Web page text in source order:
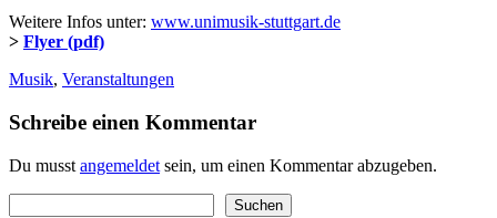
Weitere Infos unter: www.unimusik-stuttgart.de
> Flyer (pdf)
Musik, Veranstaltungen
Schreibe einen Kommentar
Du musst angemeldet sein, um einen Kommentar abzugeben.
Suchen